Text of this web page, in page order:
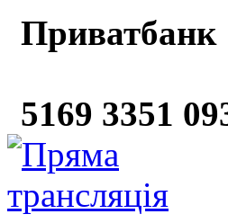
Приватбанк
5169 3351